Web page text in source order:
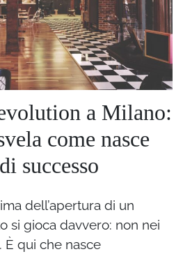
a Milano:
come nasce
successo
dell’apertura di un
si gioca davvero: non nei
È qui che nasce